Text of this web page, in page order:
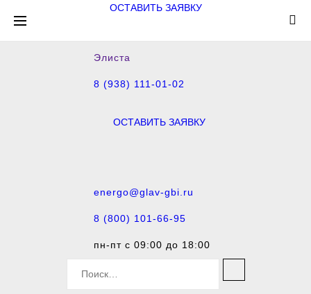
ОСТАВИТЬ ЗАЯВКУ
Элиста
8 (938) 111-01-02
8 (800) 101-66-95
energo@glav-gbi.ru
пн-пт с 09:00 до 18:00
ОСТАВИТЬ ЗАЯВКУ